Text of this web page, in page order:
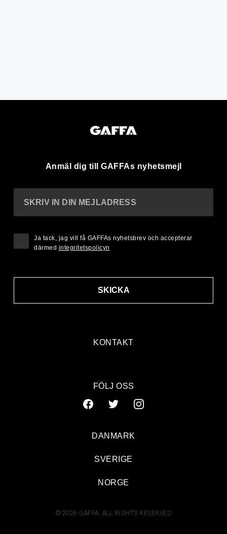
Anmäl dig till GAFFAs nyhetsmejl
KONTAKT
SKRIV IN DIN MEJLADRESS
SKICKA
Ja tack, jag vill få GAFFAs nyhetsbrev och accepterar
därmed integritetspolicyn
FÖLJ OSS
© 2026 GAFFA. ALL RIGHTS RESERVED
DANMARK
SVERIGE
NORGE